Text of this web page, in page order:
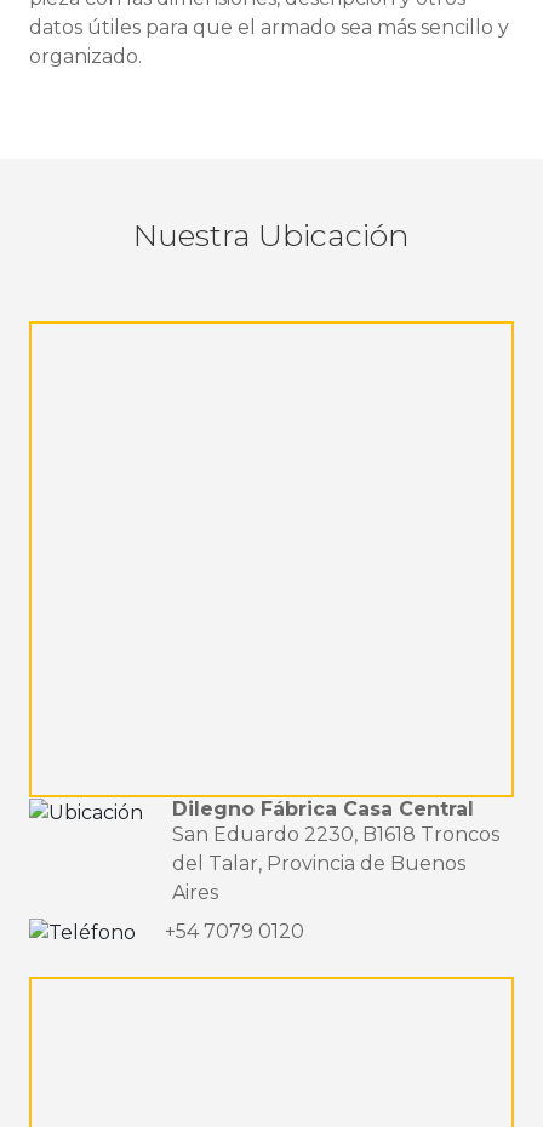
datos útiles para que el armado sea más sencillo y
organizado.
Nuestra Ubicación
Dilegno Fábrica Casa Central
San Eduardo 2230, B1618 Troncos
del Talar, Provincia de Buenos
Aires
+54 7079 0120